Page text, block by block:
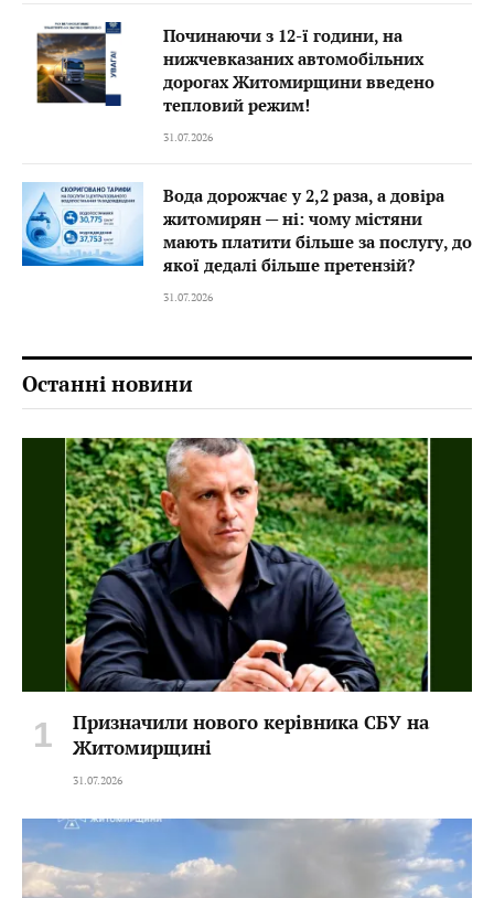
Починаючи з 12-ї години, на
нижчевказаних автомобільних
дорогах Житомирщини введено
тепловий режим!
31.07.2026
Вода дорожчає у 2,2 раза, а довіра
житомирян — ні: чому містяни
мають платити більше за послугу, до
якої дедалі більше претензій?
31.07.2026
Останні новини
Призначили нового керівника СБУ на
Житомирщині
31.07.2026